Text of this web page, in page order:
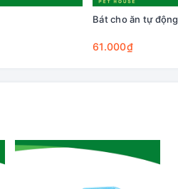
Bát cho ăn tự động
61.000₫